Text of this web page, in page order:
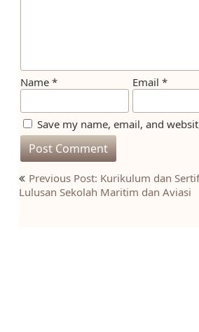
Name * Email *
Save my name, email, and
Post
navigation
Previous Post: Kurikulum dan
Lulusan Sekolah Maritim dan Aviasi